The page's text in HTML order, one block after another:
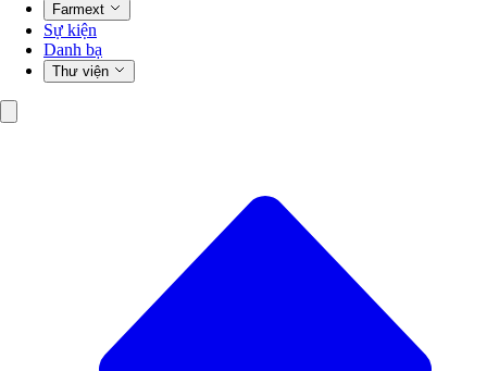
Farmext
Sự kiện
Danh bạ
Thư viện